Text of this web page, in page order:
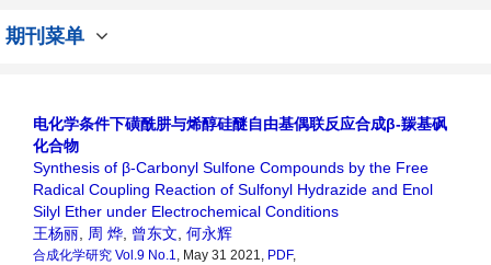
期刊菜单
电化学条件下磺酰肼与烯醇硅醚自由基偶联反应合成β-羰基砜
化合物
Synthesis of β-Carbonyl Sulfone Compounds by the Free
Radical Coupling Reaction of Sulfonyl Hydrazide and Enol
Silyl Ether under Electrochemical Conditions
王杨丽, 周 烨, 曾东文, 何永辉
合成化学研究 Vol.9 No.1, May 31 2021, PDF,